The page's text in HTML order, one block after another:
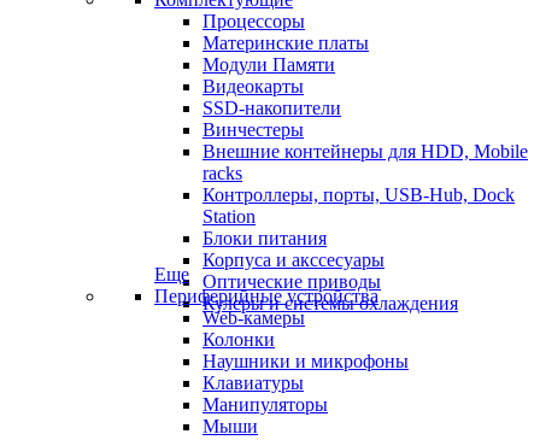
Процессоры
Материнские платы
Модули Памяти
Видеокарты
SSD-накопители
Винчестеры
Внешние контейнеры для HDD, Mobile
racks
Контроллеры, порты, USB-Hub, Dock
Station
Блоки питания
Корпуса и акссесуары
Оптические приводы
Кулеры и системы охлаждения
Еще
Периферийные устройства
Web-камеры
Колонки
Наушники и микрофоны
Клавиатуры
Манипуляторы
Мыши